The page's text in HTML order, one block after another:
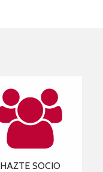
HAZTE SOCIO